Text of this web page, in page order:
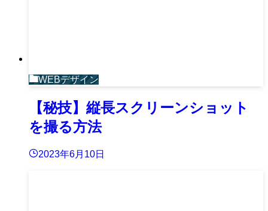
WEBデザイン
【秘技】縦長スクリーンショット
を撮る方法
2023年6月10日